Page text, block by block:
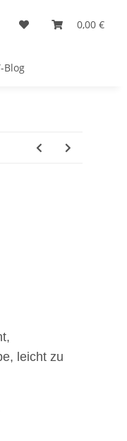
0,00 €
Blog
leicht zu